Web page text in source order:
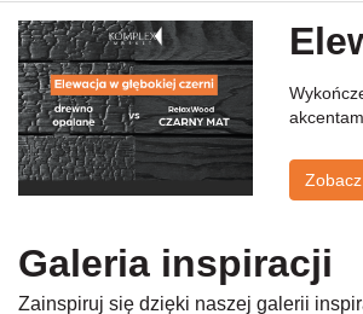
Zobacz
Galeria inspiracji
Zainspiruj się dzięki naszej galerii